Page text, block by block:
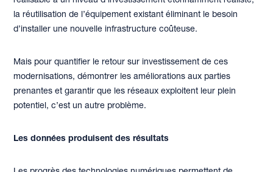
la réutilisation de l’équipement existant éliminant le besoin
d’installer une nouvelle infrastructure coûteuse.
Mais pour quantifier le retour sur investissement de ces
modernisations, démontrer les améliorations aux parties
prenantes et garantir que les réseaux exploitent leur plein
potentiel, c’est un autre problème.
Les données produisent des résultats